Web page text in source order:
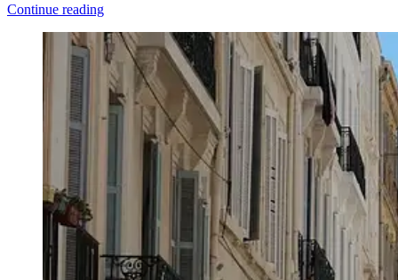
Continue reading